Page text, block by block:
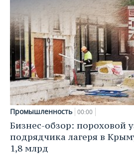
Промышленность 00:00
Бизнес-обзор: пороховой
подрядчика лагеря в
1,8 млрд